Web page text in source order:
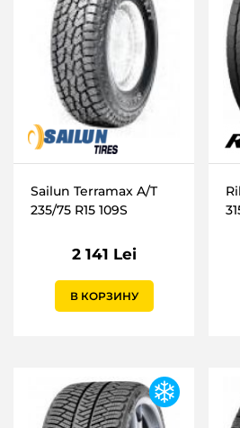
Sailun Terramax A/T
235/75 R15 109S
2 141 Lei
В КОРЗИНУ